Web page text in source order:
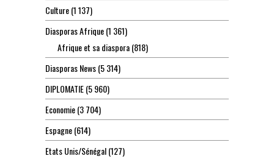
Culture(1 137)
Diasporas Afrique(1 361)
Afrique et sa diaspora(818)
Diasporas News(5 314)
DIPLOMATIE(5 960)
Economie(3 704)
Espagne(614)
Etats Unis/Sénégal(127)